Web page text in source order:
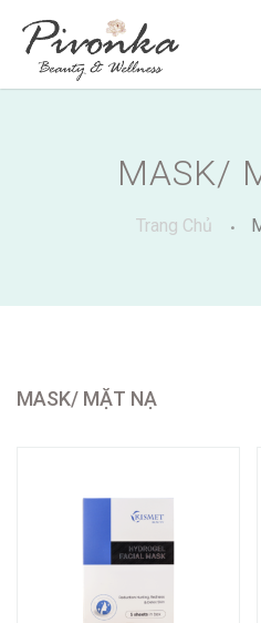
MASK/
Trang Chủ
MASK/ MẶT NẠ